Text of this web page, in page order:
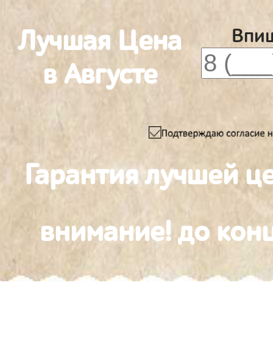
Лучшая Цена
в Августе
Гарантия лучшей
внимание! до